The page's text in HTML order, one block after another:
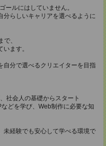
ールにはしていません。
分らしいキャリアを選べるように
、
ます。
自分で選べるクリエイターを目指
社会人の基礎からスタート
どを学び、Web制作に必要な知
未経験でも安心して学べる環境で